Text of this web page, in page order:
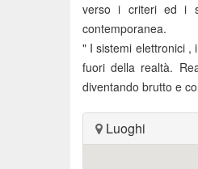
verso i criteri ed i
contemporanea.
" I sistemi elettronici ,
fuori della realtà.
diventando brutto e
Luoghi